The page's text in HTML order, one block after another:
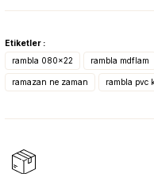
Etiketler :
rambla 080x22
rambla mdflam
ramazan ne zaman rambla pvc